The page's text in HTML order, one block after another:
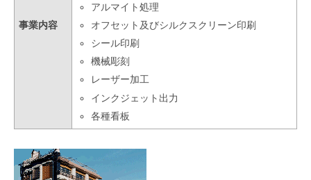
事業内容
アルマイト処理
オフセット及びシルクスクリーン印刷
シール印刷
機械彫刻
レーザー加工
インクジェット出力
各種看板